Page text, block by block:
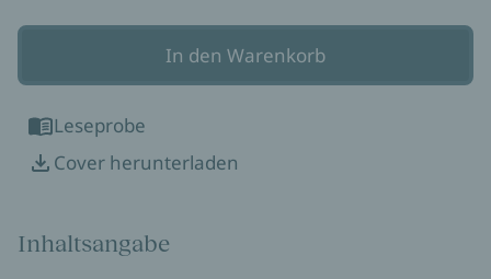
In den Warenkorb
Leseprobe
Cover herunterladen
Inhaltsangabe